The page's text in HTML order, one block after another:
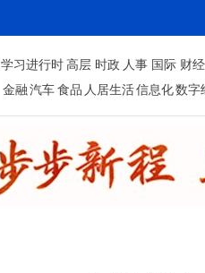
学习进行时 高层 时政 人事 国际 财经
金融 汽车 食品 人居生活信息化数字